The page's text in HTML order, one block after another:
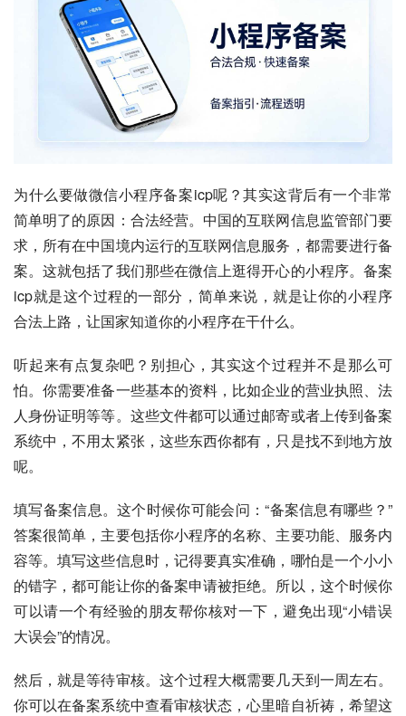
为什么要做微信小程序备案icp呢？其实这背后有一个非常
简单明了的原因：合法经营。中国的互联网信息监管部门要
求，所有在中国境内运行的互联网信息服务，都需要进行备
案。这就包括了我们那些在微信上逛得开心的小程序。备案
icp就是这个过程的一部分，简单来说，就是让你的小程序
合法上路，让国家知道你的小程序在干什么。
听起来有点复杂吧？别担心，其实这个过程并不是那么可
怕。你需要准备一些基本的资料，比如企业的营业执照、法
人身份证明等等。这些文件都可以通过邮寄或者上传到备案
系统中，不用太紧张，这些东西你都有，只是找不到地方放
呢。
填写备案信息。这个时候你可能会问：“备案信息有哪些？”
答案很简单，主要包括你小程序的名称、主要功能、服务内
容等。填写这些信息时，记得要真实准确，哪怕是一个小小
的错字，都可能让你的备案申请被拒绝。所以，这个时候你
可以请一个有经验的朋友帮你核对一下，避免出现“小错误
大误会”的情况。
然后，就是等待审核。这个过程大概需要几天到一周左右。
你可以在备案系统中查看审核状态，心里暗自祈祷，希望这